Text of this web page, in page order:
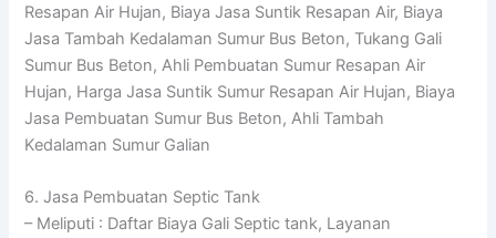
Resapan Air Hujan, Biaya Jasa Suntik Resapan Air, Biaya
Jasa Tambah Kedalaman Sumur Bus Beton, Tukang Gali
Sumur Bus Beton, Ahli Pembuatan Sumur Resapan Air
Hujan, Harga Jasa Suntik Sumur Resapan Air Hujan, Biaya
Jasa Pembuatan Sumur Bus Beton, Ahli Tambah
Kedalaman Sumur Galian
6. Jasa Pembuatan Septic Tank
– Meliputi : Daftar Biaya Gali Septic tank, Layanan